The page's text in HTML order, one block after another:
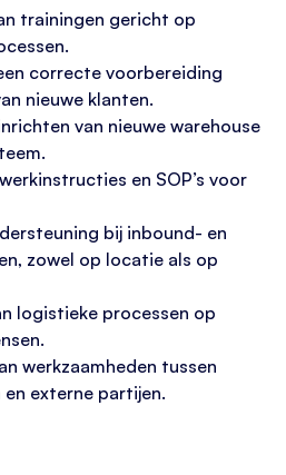
trainingen gericht op
correcte voorbereiding
nieuwe klanten.
van nieuwe warehouse
en SOP’s voor
bij inbound- en
zowel op locatie als op
logistieke processen op
werkzaamheden tussen
externe partijen.